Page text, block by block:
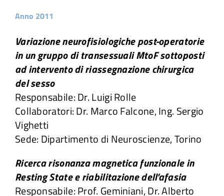
Anno 2011
Variazione neurofisiologiche post-operatorie
in un gruppo di transessuali MtoF sottoposti
ad intervento di riassegnazione chirurgica
del sesso
Responsabile: Dr. Luigi Rolle
Collaboratori: Dr. Marco Falcone, Ing. Sergio
Vighetti
Sede: Dipartimento di Neuroscienze, Torino
Ricerca risonanza magnetica funzionale in
Resting State e riabilitazione dell’afasia
Responsabile: Prof. Geminiani, Dr. Alberto